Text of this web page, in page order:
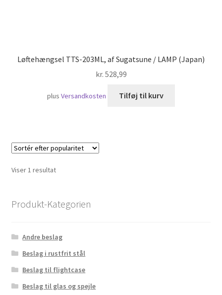
Løftehængsel TTS-203ML, af Sugatsune / LAMP (Japan)
kr. 528,99
plusVersandkosten Tilføj til kurv
Viser 1 resultat
Produkt-Kategorien
Andre beslag
Beslag i rustfrit stål
Beslag til flightcase
Beslag til glas og spejle